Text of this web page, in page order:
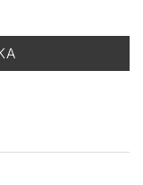
Przebarwienia - 30 g